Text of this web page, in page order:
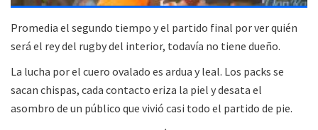
Promedia el segundo tiempo y el partido final por ver quién
será el rey del rugby del interior, todavía no tiene dueño.
La lucha por el cuero ovalado es ardua y leal. Los packs se
sacan chispas, cada contacto eriza la piel y desata el
asombro de un público que vivió casi todo el partido de pie.